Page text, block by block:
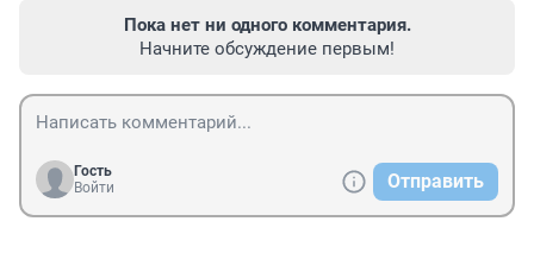
Пока нет ни одного комментария.
Начните обсуждение первым!
Гость
Войти
Отправить